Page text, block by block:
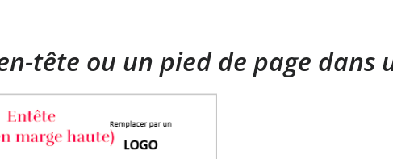
tête ou un pied de page dans